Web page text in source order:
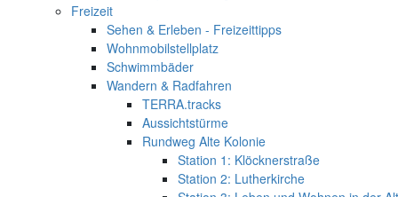
Freizeit
Sehen & Erleben - Freizeittipps
Wohnmobilstellplatz
Schwimmbäder
Wandern & Radfahren
TERRA.tracks
Aussichtstürme
Rundweg Alte Kolonie
Station 1: Klöcknerstraße
Station 2: Lutherkirche